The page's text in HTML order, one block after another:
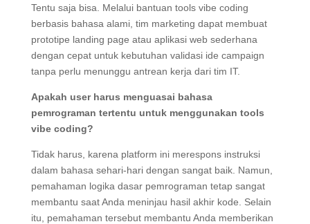
Tentu saja bisa. Melalui bantuan tools vibe coding
berbasis bahasa alami, tim marketing dapat membuat
prototipe landing page atau aplikasi web sederhana
dengan cepat untuk kebutuhan validasi ide campaign
tanpa perlu menunggu antrean kerja dari tim IT.
Apakah user harus menguasai bahasa
pemrograman tertentu untuk menggunakan tools
vibe coding?
Tidak harus, karena platform ini merespons instruksi
dalam bahasa sehari-hari dengan sangat baik. Namun,
pemahaman logika dasar pemrograman tetap sangat
membantu saat Anda meninjau hasil akhir kode. Selain
itu, pemahaman tersebut membantu Anda memberikan